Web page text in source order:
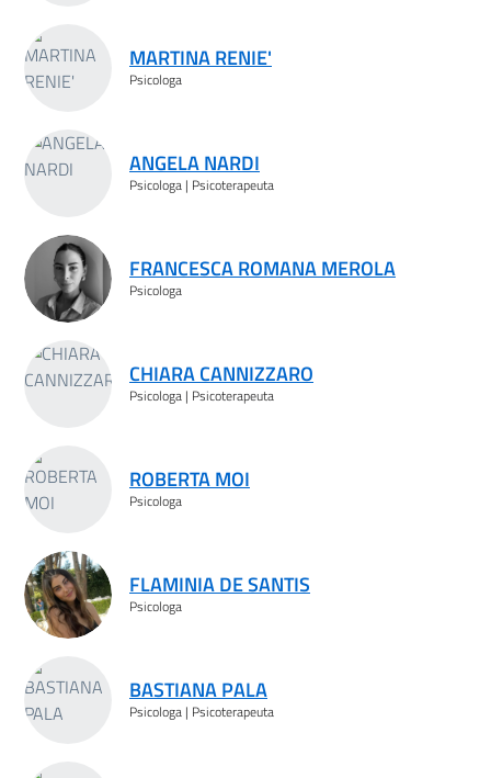
MARTINA RENIE'
Psicologa
ANGELA NARDI
Psicologa | Psicoterapeuta
FRANCESCA ROMANA MEROLA
Psicologa
CHIARA CANNIZZARO
Psicologa | Psicoterapeuta
ROBERTA MOI
Psicologa
FLAMINIA DE SANTIS
Psicologa
BASTIANA PALA
Psicologa | Psicoterapeuta